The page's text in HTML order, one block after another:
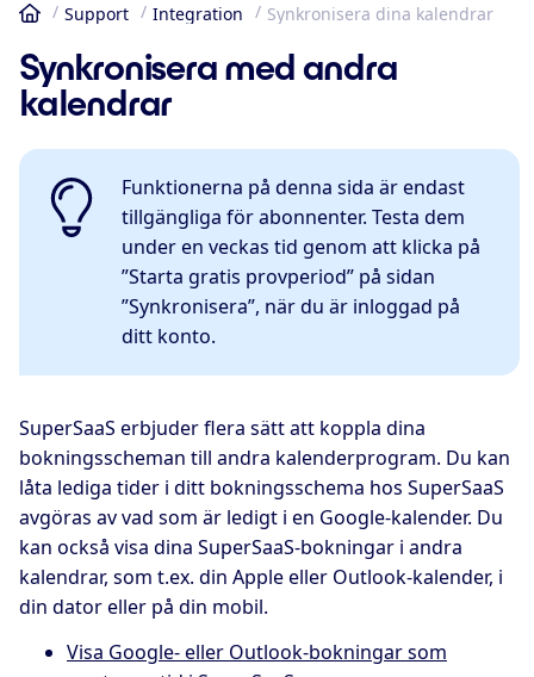
HemSupport Integration Synkronisera dina kalendrar
Synkronisera med andra
kalendrar
Funktionerna på denna sida är endast
tillgängliga för abonnenter. Testa dem
under en veckas tid genom att klicka på
”Starta gratis provperiod” på sidan
”Synkronisera”, när du är inloggad på
ditt konto.
SuperSaaS erbjuder flera sätt att koppla dina
bokningsscheman till andra kalenderprogram. Du kan
låta lediga tider i ditt bokningsschema hos SuperSaaS
avgöras av vad som är ledigt i en Google-kalender. Du
kan också visa dina SuperSaaS-bokningar i andra
kalendrar, som t.ex. din Apple eller Outlook-kalender, i
din dator eller på din mobil.
Visa Google- eller Outlook-bokningar som